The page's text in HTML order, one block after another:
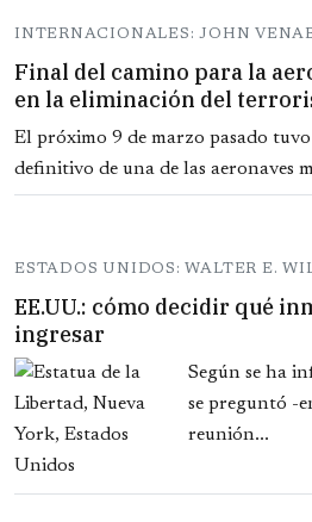
INTERNACIONALES: JOHN
Final del camino para la
en la eliminación del
El próximo 9 de marzo pasado
definitivo de una de las aeronaves
ESTADOS UNIDOS: WALTER E.
EE.UU.: cómo decidir qué
ingresar
Según se ha
se preguntó -
reunión...